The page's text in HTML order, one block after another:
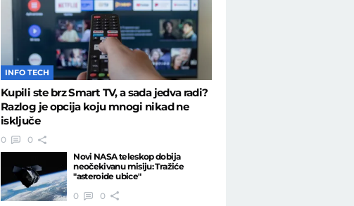
INFO TECH
Kupili ste brz Smart TV, a sada jedva radi?
Razlog je opcija koju mnogi nikad ne
isključe
0
0
Novi NASA teleskop dobija
neočekivanu misiju: Tražiće
"asteroide ubice"
0
0